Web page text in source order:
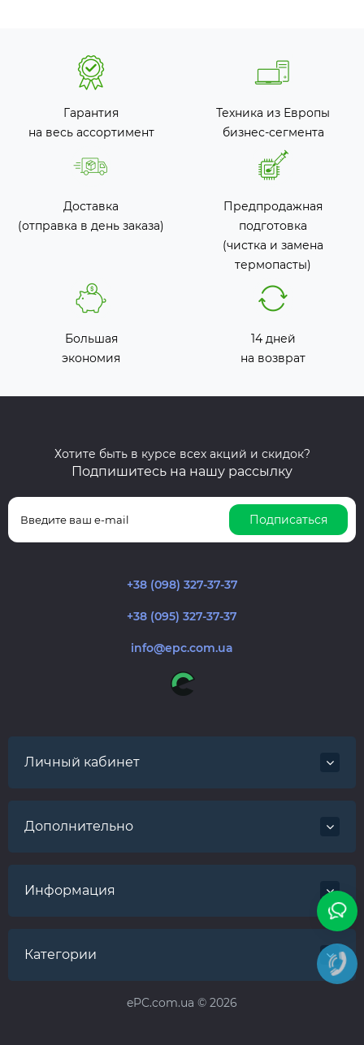
Гарантия
на весь ассортимент
Техника из Европы
бизнес-сегмента
Доставка
(отправка в день заказа)
Предпродажная
подготовка
(чистка и замена
термопасты)
Большая
экономия
14 дней
на возврат
Хотите быть в курсе всех акций и скидок?
Подпишитесь на нашу рассылку
Подписаться
+38 (098) 327-37-37
+38 (095) 327-37-37
info@epc.com.ua
Личный кабинет
Дополнительно
Информация
Категории
ePC.com.ua © 2026